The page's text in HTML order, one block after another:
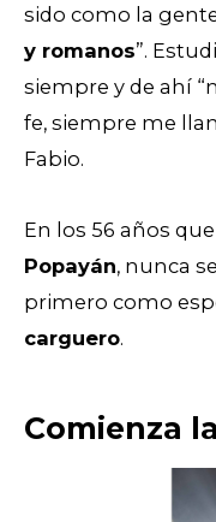
sido como la
y romanos”.
siempre y de ahí
fe, siempre me
Fabio.
En los 56 años
Popayán, nunca
primero como
carguero.
Comienza